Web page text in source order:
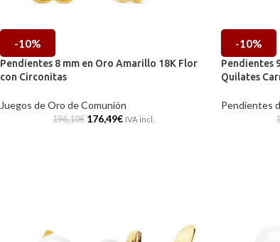
-10%
Pendientes 8 mm en Oro Amarillo 18K Flor
con Circonitas
Juegos de Oro de Comunión
196,10€ 176,49€ IVA incl.
-10%
Pendientes
Quilates
Pendientes